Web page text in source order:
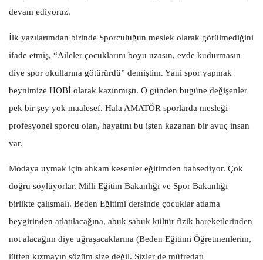
devam ediyoruz.
İlk yazılarımdan birinde Sporculuğun meslek olarak görülmediğini
ifade etmiş, “Aileler çocuklarını boyu uzasın, evde kudurmasın
diye spor okullarına götürürdü” demiştim. Yani spor yapmak
beynimize HOBİ olarak kazınmıştı. O günden bugüne değişenler
pek bir şey yok maalesef. Hala AMATÖR sporlarda mesleği
profesyonel sporcu olan, hayatını bu işten kazanan bir avuç insan
var.
Modaya uymak için ahkam kesenler eğitimden bahsediyor. Çok
doğru söylüyorlar. Milli Eğitim Bakanlığı ve Spor Bakanlığı
birlikte çalışmalı. Beden Eğitimi dersinde çocuklar atlama
beygirinden atlatılacağına, abuk sabuk kültür fizik hareketlerinden
not alacağım diye uğraşacaklarına (Beden Eğitimi Öğretmenlerim,
lütfen kızmayın sözüm size değil. Sizler de müfredatı